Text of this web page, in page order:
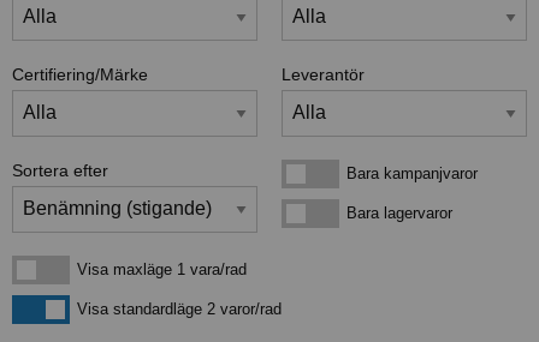
Certifiering/Märke Leverantör
Sortera efter Bara kampanjvarorBara kampanjvaror
Bara lagervarorBara lagervaror
Visa maxläge 1 vara/rad
Visa maxläge 1 vara/rad
Visa standardlägeVisa standardläge 2 varor/rad